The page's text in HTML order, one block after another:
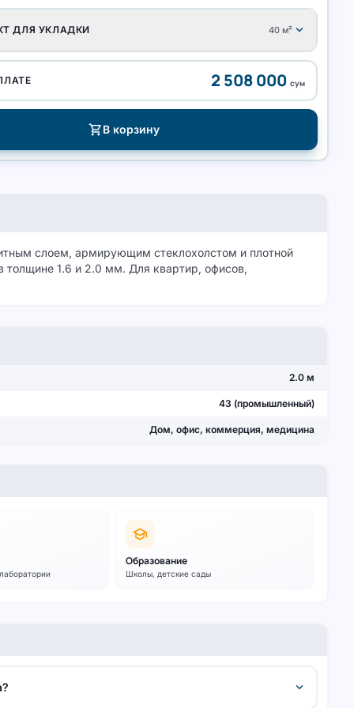
ДЛЯ УКЛАДКИ 40 м² expand_more
2 508 000 сум
shopping_cartВ корзину
слоем, армирующим стеклохолстом и плотной
толщине 1.6 и 2.0 мм. Для квартир, офисов,
2.0 м
43 (промышленный)
Дом, офис, коммерция, медицина
school
Образование
Школы, детские сады
expand_more